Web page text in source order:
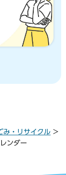
み・リサイクル >
ンダー